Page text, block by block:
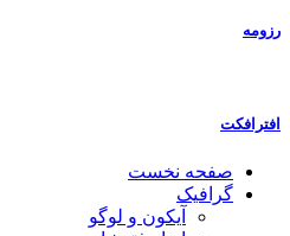
رزومه
افترافکت
صفحه نخست
گرافیک
آیکون و لوگو